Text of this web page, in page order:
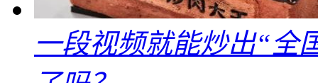
一段视频就能炒出“全